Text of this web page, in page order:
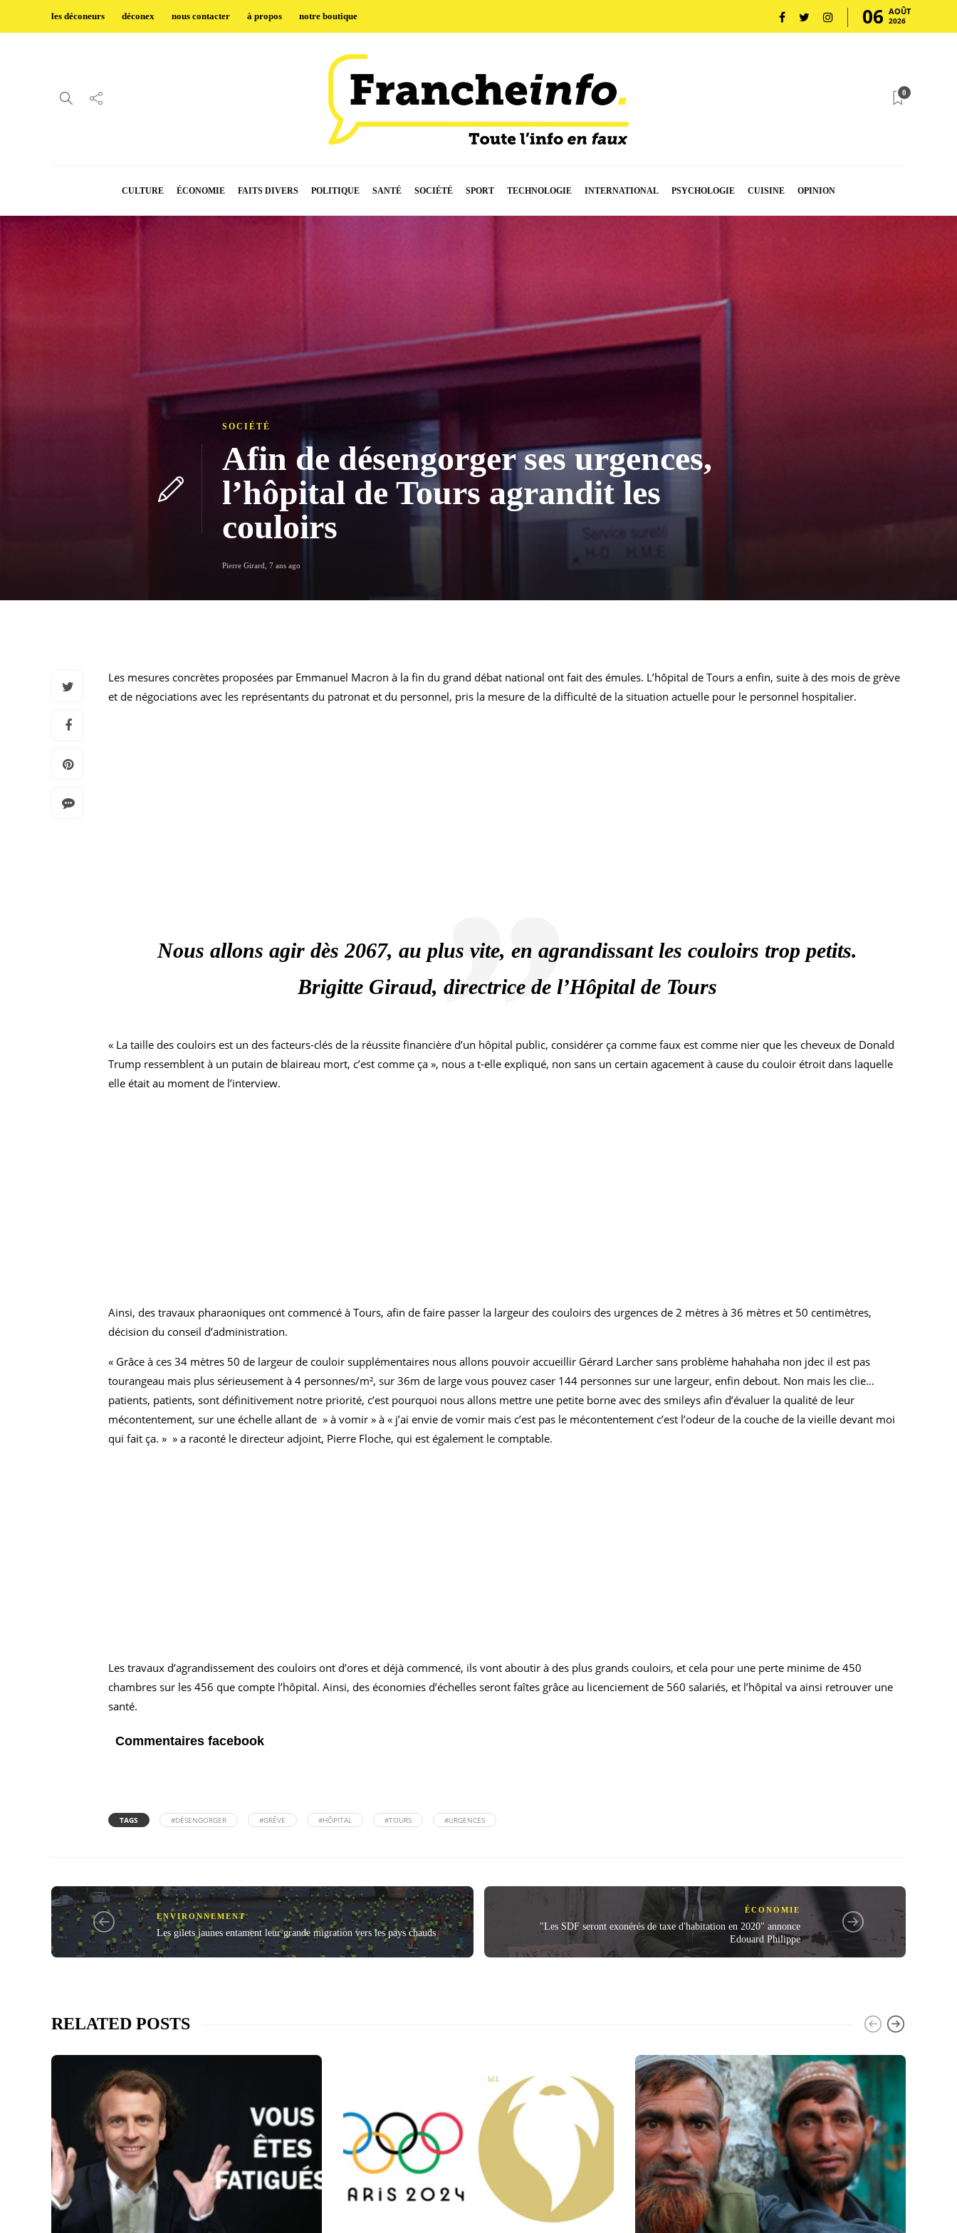
les déconeurs déconex nous contacter à propos notre boutique 06 AOÛT
2026
0
CULTURE ÉCONOMIE FAITS DIVERS POLITIQUE SANTÉ SOCIÉTÉ SPORT TECHNOLOGIE INTERNATIONAL PSYCHOLOGIE CUISINE OPINION
SOCIÉTÉ
Afin de désengorger ses urgences,
l’hôpital de Tours agrandit les
couloirs
Pierre Girard 7 ans ago
Les mesures concrètes proposées par Emmanuel Macron à la fin du grand débat national ont fait des émules. L’hôpital de Tours a enfin, suite à des mois de grève
et de négociations avec les représentants du patronat et du personnel, pris la mesure de la difficulté de la situation actuelle pour le personnel hospitalier.
Nous allons agir dès 2067, au plus vite, en agrandissant les couloirs trop petits.
Brigitte Giraud, directrice de l’Hôpital de Tours
« La taille des couloirs est un des facteurs-clés de la réussite financière d’un hôpital public, considérer ça comme faux est comme nier que les cheveux de Donald
Trump ressemblent à un putain de blaireau mort, c’est comme ça », nous a t-elle expliqué, non sans un certain agacement à cause du couloir étroit dans laquelle
elle était au moment de l’interview.
Ainsi, des travaux pharaoniques ont commencé à Tours, afin de faire passer la largeur des couloirs des urgences de 2 mètres à 36 mètres et 50 centimètres,
décision du conseil d’administration.
« Grâce à ces 34 mètres 50 de largeur de couloir supplémentaires nous allons pouvoir accueillir Gérard Larcher sans problème hahahaha non jdec il est pas
tourangeau mais plus sérieusement à 4 personnes/m², sur 36m de large vous pouvez caser 144 personnes sur une largeur, enfin debout. Non mais les clie…
patients, patients, sont définitivement notre priorité, c’est pourquoi nous allons mettre une petite borne avec des smileys afin d’évaluer la qualité de leur
mécontentement, sur une échelle allant de » à vomir » à « j’ai envie de vomir mais c’est pas le mécontentement c’est l’odeur de la couche de la vieille devant moi
qui fait ça. » » a raconté le directeur adjoint, Pierre Floche, qui est également le comptable.
Les travaux d’agrandissement des couloirs ont d’ores et déjà commencé, ils vont aboutir à des plus grands couloirs, et cela pour une perte minime de 450
chambres sur les 456 que compte l’hôpital. Ainsi, des économies d’échelles seront faîtes grâce au licenciement de 560 salariés, et l’hôpital va ainsi retrouver une
santé.
Commentaires facebook
TAGS #DÉSENGORGER #GRÊVE #HÔPITAL #TOURS #URGENCES
ENVIRONNEMENT
Les gilets jaunes entament leur grande migration vers les pays chauds
ÉCONOMIE
"Les SDF seront exonérés de taxe d'habitation en 2020" annonce
Edouard Philippe
RELATED POSTS